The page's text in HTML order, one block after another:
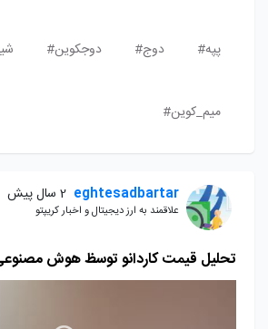
پپه# دوج# دوجکوین#
میم_کوین#
eghtesadbartar 2 سال پیش
علاقمند به ارز دیجیتال و اخبار کریپتو
تحلیل قیمت کاردانو توسظ هوش